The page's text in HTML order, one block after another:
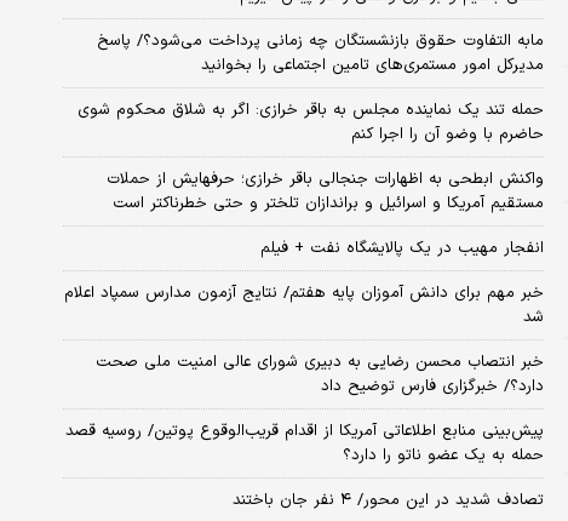
مابه التفاوت حقوق بازنشستگان چه زمانی پرداخت می‌شود؟/ پاسخ
مدیرکل امور مستمری‌های تامین اجتماعی را بخوانید
حمله تند یک نماینده مجلس به باقر خرازی: اگر به شلاق محکوم شوی
حاضرم با وضو آن را اجرا کنم
واکنش ابطحی به اظهارات جنجالی باقر خرازی؛ حرفهایش از حملات
مستقیم آمریکا و اسرائیل و براندازان تلختر و حتی خطرناکتر است
انفجار مهیب در یک پالایشگاه نفت + فیلم
خبر مهم برای دانش آموزان پایه هفتم/ نتایج آزمون مدارس سمپاد اعلام
شد
خبر انتصاب محسن رضایی به دبیری شورای عالی امنیت ملی صحت
دارد؟/ خبرگزاری فارس توضیح داد
پیش‌بینی منابع اطلاعاتی آمریکا از اقدام قریب‌الوقوع پوتین/ روسیه قصد
حمله به یک عضو ناتو را دارد؟
تصادف شدید در این محور/ ۴ نفر جان باختند